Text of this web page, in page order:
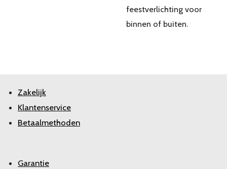
feestverlichting voor
binnen of buiten.
Zakelijk
Klantenservice
Betaalmethoden
Garantie